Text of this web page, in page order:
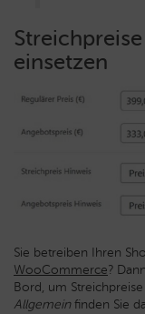
einsetzen
Sie betreiben Ihren
WooCommerce?
Bord, um
Allgemeinfinden Sie